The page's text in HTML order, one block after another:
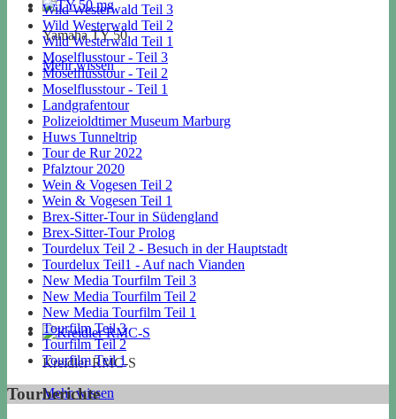
Yamaha TY 50
Mehr wissen
Kreidler RMC-S
Mehr wissen
Wild Westerwald Teil 3
Wild Westerwald Teil 2
Wild Westerwald Teil 1
Moselflusstour - Teil 3
Moselflusstour - Teil 2
Moselflusstour - Teil 1
Landgrafentour
Polizeioldtimer Museum Marburg
Huws Tunneltrip
Tour de Rur 2022
Pfalztour 2020
Wein & Vogesen Teil 2
Wein & Vogesen Teil 1
Brex-Sitter-Tour in Südengland
Brex-Sitter-Tour Prolog
Tourdelux Teil 2 - Besuch in der Hauptstadt
Tourdelux Teil1 - Auf nach Vianden
New Media Tourfilm Teil 3
New Media Tourfilm Teil 2
New Media Tourfilm Teil 1
Tourfilm Teil 3
Tourfilm Teil 2
Tourfilm Teil 1
Tourberichte